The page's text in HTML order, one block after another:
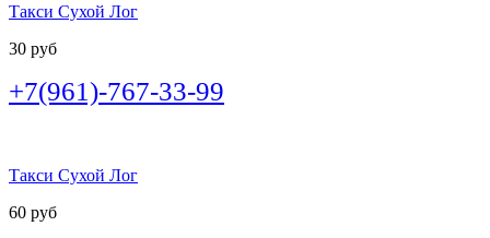
Такси Сухой Лог
30 руб
+7(961)-767-33-99
Такси Сухой Лог
60 руб